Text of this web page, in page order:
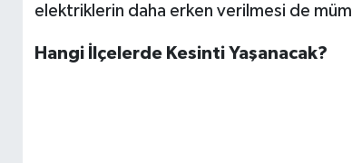
elektriklerin daha erken verilmesi de
Hangi İlçelerde Kesinti Yaşanacak?